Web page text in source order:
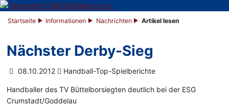
Startseite Informationen Nachrichten Artikel lesen
Nächster Derby-Sieg
08.10.2012 Handball-Top-Spielberichte
Handballer des TV Büttelborsiegten deutlich bei der ESG
Crumstadt/Goddelau